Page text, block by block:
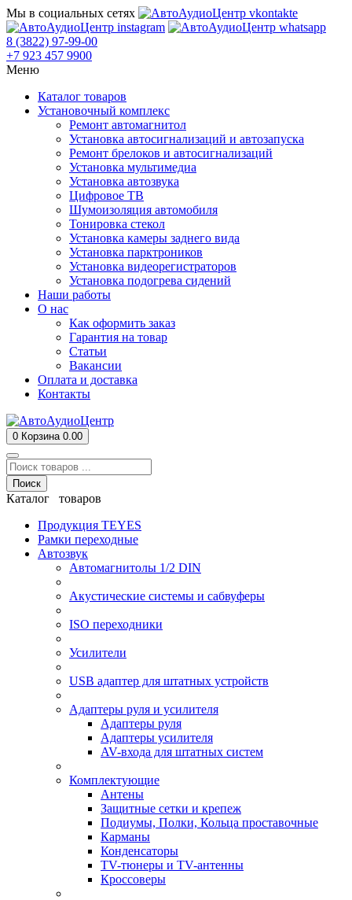
Мы в социальных сетях
8 (3822) 97-99-00
+7 923 457 9900
Меню
Каталог товаров
Установочный комплекс
Ремонт автомагнитол
Установка автосигнализаций и автозапуска
Ремонт брелоков и автосигнализаций
Установка мультимедиа
Установка автозвука
Цифровое ТВ
Шумоизоляция автомобиля
Тонировка стекол
Установка камеры заднего вида
Установка парктроников
Установка видеорегистраторов
Установка подогрева сидений
Наши работы
О нас
Как оформить заказ
Гарантия на товар
Статьи
Вакансии
Оплата и доставка
Контакты
0 Корзина 0.00
Поиск
Каталог товаров
Продукция TEYES
Рамки переходные
Автозвук
Автомагнитолы 1/2 DIN
Акустические системы и сабвуферы
ISO переходники
Усилители
USB адаптер для штатных устройств
Адаптеры руля и усилителя
Адаптеры руля
Адаптеры усилителя
AV-входа для штатных систем
Комплектующие
Антены
Защитные сетки и крепеж
Подиумы, Полки, Кольца проставочные
Карманы
Конденсаторы
TV-тюнеры и TV-антенны
Кроссоверы